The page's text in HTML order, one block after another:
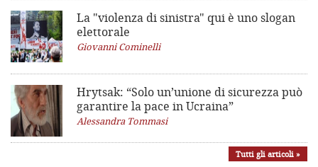
La "violenza di sinistra" qui è uno slogan
elettorale
Giovanni Cominelli
Hrytsak: “Solo un’unione di sicurezza può
garantire la pace in Ucraina”
Alessandra Tommasi
Tutti gli articoli »